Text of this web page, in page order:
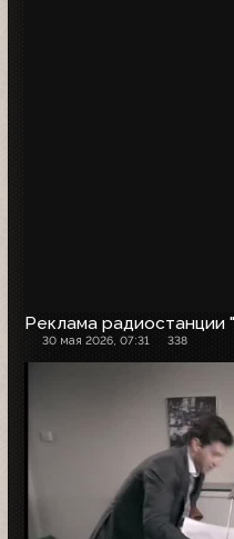
Реклама
30 мая 2026, 07:31 338